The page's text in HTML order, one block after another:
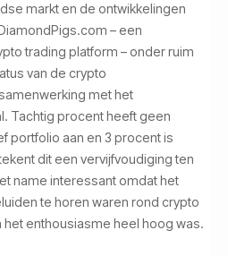
markt en de ontwikkelingen
– een
trading platform – onder ruim
van de crypto
met het
Tachtig procent heeft geen
portfolio aan en 3 procent is
dit een vervijfvoudiging ten
name interessant omdat het
te horen waren rond crypto
het enthousiasme heel hoog was.